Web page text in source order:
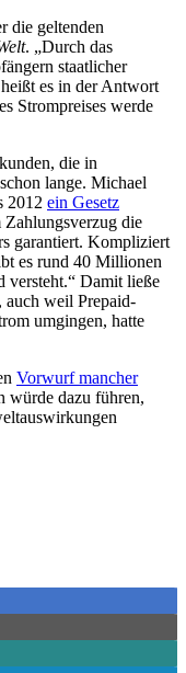
die geltenden
. „Durch das
staatlicher
heißt es in der Antwort
Strompreises werde
die in
lange. Michael
2012 ein Gesetz
Zahlungsverzug die
garantiert. Kompliziert
es rund 40 Millionen
versteht.“ Damit ließe
auch weil Prepaid-
umgingen, hatte
Vorwurf mancher
würde dazu führen,